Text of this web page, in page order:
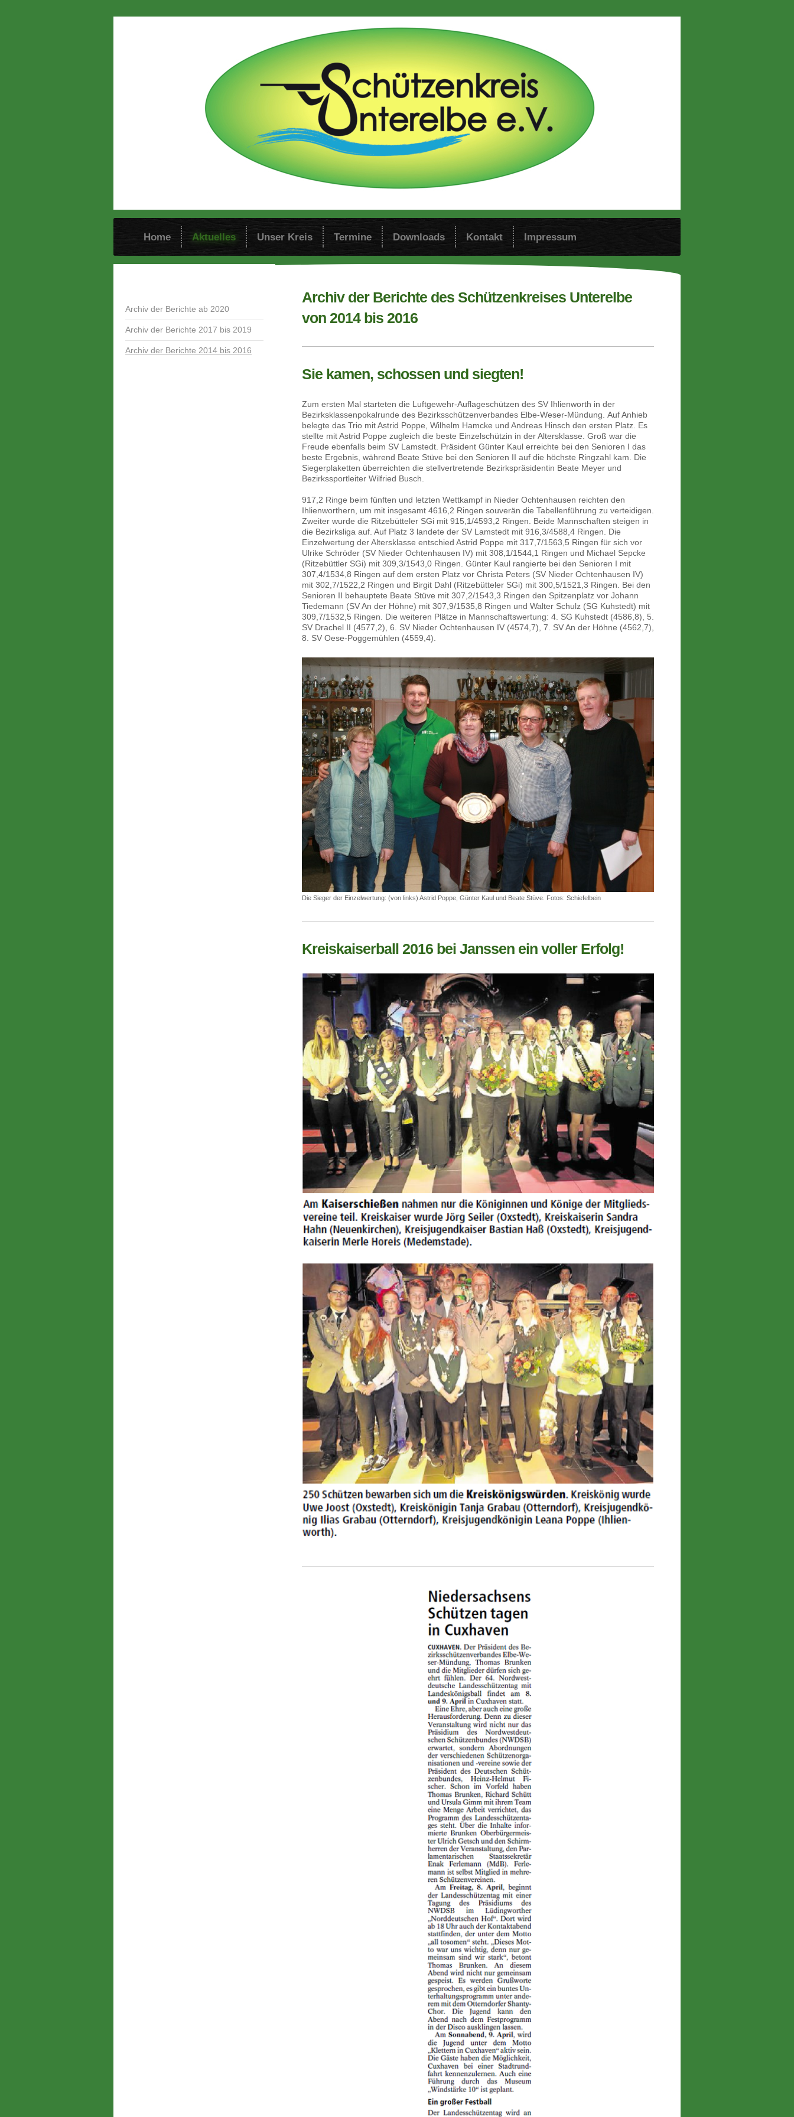
Home Aktuelles Unser Kreis Termine Downloads Kontakt Impressum
Archiv der Berichte des Schützenkreises Unterelbe
von 2014 bis 2016
Sie kamen, schossen und siegten!
Zum ersten Mal starteten die Luftgewehr-Auflageschützen des SV Ihlienworth in der
Bezirksklassenpokalrunde des Bezirksschützenverbandes Elbe-Weser-Mündung. Auf Anhieb
belegte das Trio mit Astrid Poppe, Wilhelm Hamcke und Andreas Hinsch den ersten Platz. Es
stellte mit Astrid Poppe zugleich die beste Einzelschützin in der Altersklasse. Groß war die
Freude ebenfalls beim SV Lamstedt. Präsident Günter Kaul erreichte bei den Senioren I das
beste Ergebnis, während Beate Stüve bei den Senioren II auf die höchste Ringzahl kam. Die
Siegerplaketten überreichten die stellvertretende Bezirkspräsidentin Beate Meyer und
Bezirkssportleiter Wilfried Busch.
917,2 Ringe beim fünften und letzten Wettkampf in Nieder Ochtenhausen reichten den
Ihlienworthern, um mit insgesamt 4616,2 Ringen souverän die Tabellenführung zu verteidigen.
Zweiter wurde die Ritzebütteler SGi mit 915,1/4593,2 Ringen. Beide Mannschaften steigen in
die Bezirksliga auf. Auf Platz 3 landete der SV Lamstedt mit 916,3/4588,4 Ringen. Die
Einzelwertung der Altersklasse entschied Astrid Poppe mit 317,7/1563,5 Ringen für sich vor
Ulrike Schröder (SV Nieder Ochtenhausen IV) mit 308,1/1544,1 Ringen und Michael Sepcke
(Ritzebüttler SGi) mit 309,3/1543,0 Ringen. Günter Kaul rangierte bei den Senioren I mit
307,4/1534,8 Ringen auf dem ersten Platz vor Christa Peters (SV Nieder Ochtenhausen IV)
mit 302,7/1522,2 Ringen und Birgit Dahl (Ritzebütteler SGi) mit 300,5/1521,3 Ringen. Bei den
Senioren II behauptete Beate Stüve mit 307,2/1543,3 Ringen den Spitzenplatz vor Johann
Tiedemann (SV An der Höhne) mit 307,9/1535,8 Ringen und Walter Schulz (SG Kuhstedt) mit
309,7/1532,5 Ringen. Die weiteren Plätze in Mannschaftswertung: 4. SG Kuhstedt (4586,8), 5.
SV Drachel II (4577,2), 6. SV Nieder Ochtenhausen IV (4574,7), 7. SV An der Höhne (4562,7),
8. SV Oese-Poggemühlen (4559,4).
Die Sieger der Einzelwertung: (von links) Astrid Poppe, Günter Kaul und Beate Stüve. Fotos: Schiefelbein
Kreiskaiserball 2016 bei Janssen ein voller Erfolg!
Archiv der Berichte ab 2020
Archiv der Berichte 2017 bis 2019
Archiv der Berichte 2014 bis 2016